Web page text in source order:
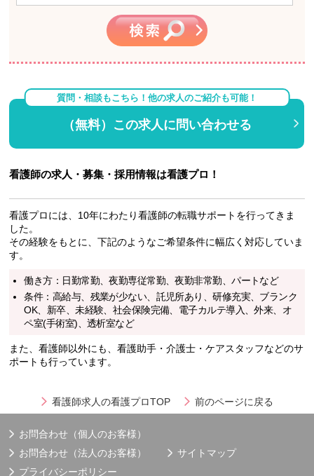
質問・相談もこちら！他の求人のご紹介も可能！
（無料）この求人に問い合わせる
看護師の求人・募集・採用情報は看護プロ！
看護プロには、10年にわたり看護師の転職サポートを行ってきま
した。
その経験をもとに、下記のようなご希望条件に幅広く対応していま
す。
働き方：日勤常勤、夜勤専従常勤、夜勤非常勤、パートなど
条件：高給与、残業が少ない、託児所あり、研修充実、ブランク
OK、新卒、未経験、社会保険完備、電子カルテ導入、外来、オ
ペ室(手術室)、透析室など
また、看護師以外にも、看護助手・介護士・ケアスタッフなどのサ
ポートも行っています。
看護師求人の看護プロTOP 前のページに戻る
お問合わせ（個人のお客様）
お問合わせ（法人のお客様）
サイトマップ
プライバシーポリシー